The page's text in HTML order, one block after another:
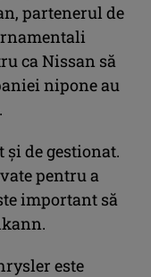
partenerul de
ca Nissan să
nipone au
de gestionat.
pentru a
important să
este